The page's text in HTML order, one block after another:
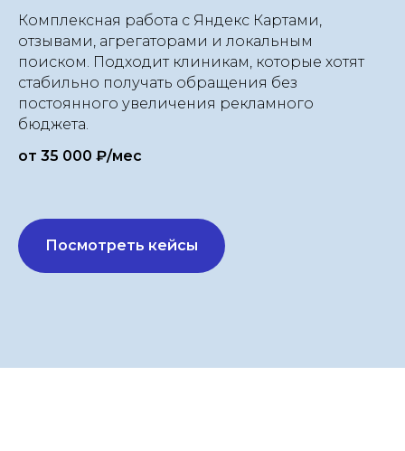
Комплексная работа с Яндекс Картами,
отзывами, агрегаторами и локальным
поиском. Подходит клиникам, которые хотят
стабильно получать обращения без
постоянного увеличения рекламного
бюджета.
от 35 000 ₽/мес
Посмотреть кейсы